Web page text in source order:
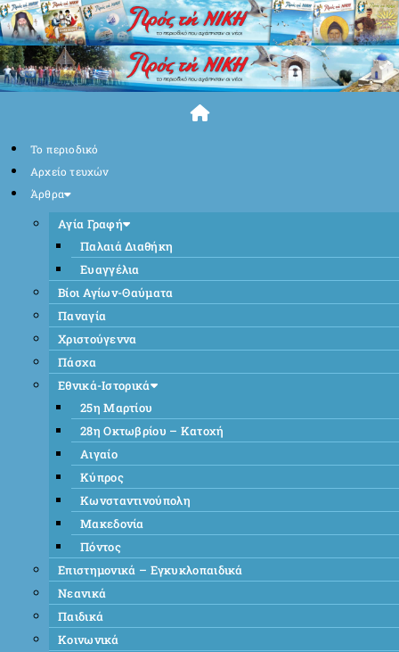
Skip
to
content
Το περιοδικό
Αρχείο τευχών
Άρθρα
Αγία Γραφή
Παλαιά Διαθήκη
Ευαγγέλια
Βίοι Αγίων-Θαύματα
Παναγία
Χριστούγεννα
Πάσχα
Εθνικά-Ιστορικά
25η Μαρτίου
28η Οκτωβρίου – Κατοχή
Αιγαίο
Κύπρος
Κωνσταντινούπολη
Μακεδονία
Πόντος
Επιστημονικά – Εγκυκλοπαιδικά
Νεανικά
Παιδικά
Κοινωνικά